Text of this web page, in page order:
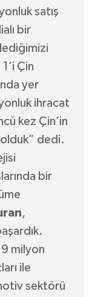
satış
bir
Çin
yer
ihracat
kez Çin’in
dedi.
bir
,
milyon
ile
sektörü